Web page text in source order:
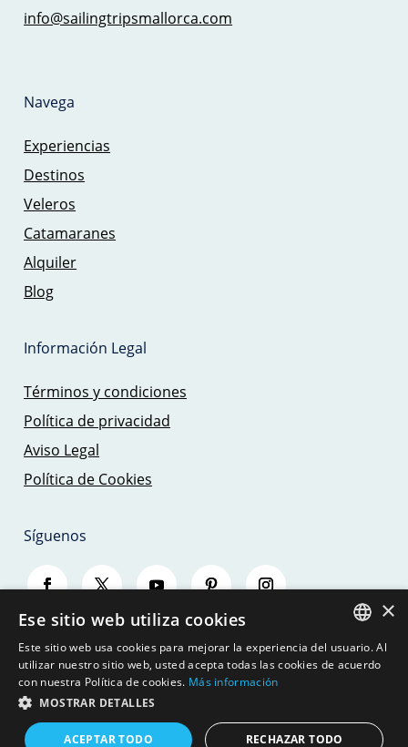
info@sailingtripsmallorca.com
Navega
Experiencias
Destinos
Veleros
Catamaranes
Alquiler
Blog
Información Legal
Términos y condiciones
Política de privacidad
Aviso Legal
Política de Cookies
Síguenos
© 2026 - SAILING TRIPS MALLORCA - JBJ
SEAMOUNT, S.L.
SPANISH
GERMAN
×
Ese sitio web utiliza cookies
Este sitio web usa cookies para mejorar la experiencia del usuario. Al
utilizar nuestro sitio web, usted acepta todas las cookies de acuerdo
con nuestra Política de cookies. Más información
MOSTRAR DETALLES
ACEPTAR TODO RECHAZAR TODO